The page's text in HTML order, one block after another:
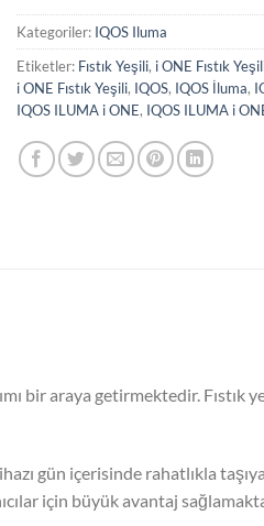
Kategoriler: IQOS Iluma
Etiketler: Fıstık Yeşili, i ONE Fıstık
i ONE Fıstık Yeşili, IQOS, IQOS İluma,
IQOS ILUMA i ONE, IQOS ILUMA i
bir araya getirmektedir. Fıstık
gün içerisinde rahatlıkla
için büyük avantaj